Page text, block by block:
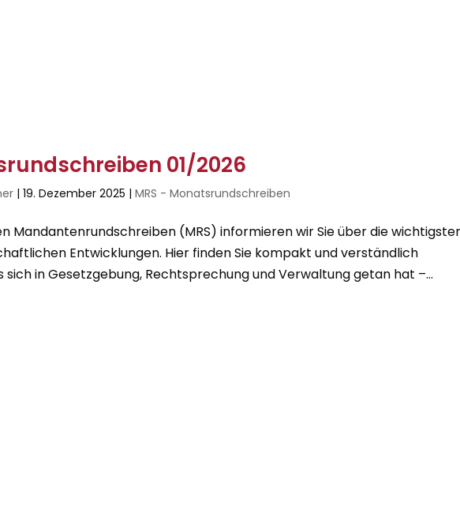
01/2026
|19. Dezember 2025 |MRS - Monatsrundschreiben
Mandantenrundschreiben (MRS) informieren wir Sie über die
Entwicklungen. Hier finden Sie kompakt und verständlich
sich in Gesetzgebung, Rechtsprechung und Verwaltung getan hat –...